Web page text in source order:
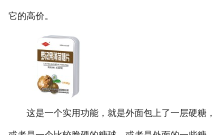
它的高价。
这是一个实用功能，就是外面包上了一层硬糖，